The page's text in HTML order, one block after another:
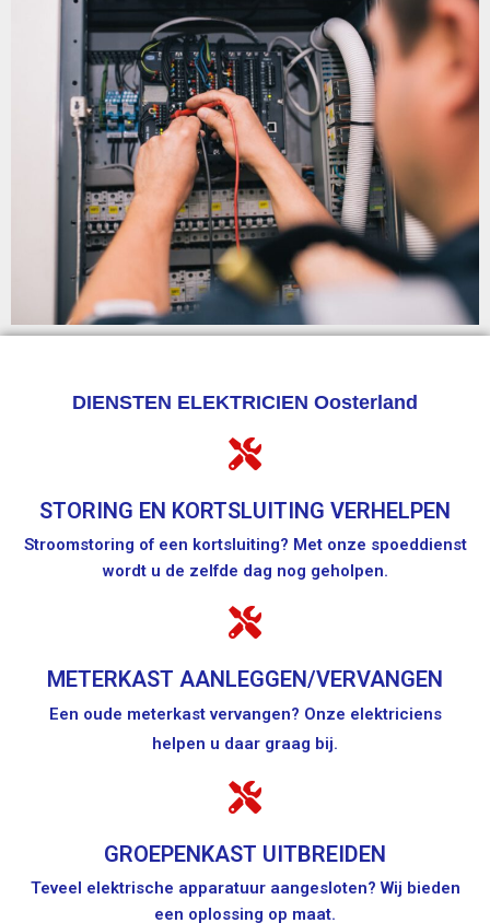
DIENSTEN ELEKTRICIEN Oosterland
STORING EN KORTSLUITING VERHELPEN
Stroomstoring of een kortsluiting? Met onze spoeddienst
wordt u de zelfde dag nog geholpen.
METERKAST AANLEGGEN/VERVANGEN
Een oude meterkast vervangen? Onze elektriciens
helpen u daar graag bij.
GROEPENKAST UITBREIDEN
Teveel elektrische apparatuur aangesloten? Wij bieden
een oplossing op maat.